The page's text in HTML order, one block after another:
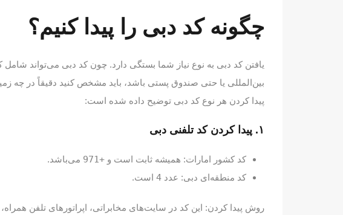
چگونه کد دبی را پیدا کنیم؟
یافتن کد دبی به نوع نیاز شما بستگی دارد. چون کد دبی می‌تواند
بین‌المللی یا حتی صندوق پستی باشد، باید مشخص کنید دقیقاً در چه
پیدا کردن هر نوع کد دبی توضیح داده شده است:
۱. پیدا کردن کد تلفنی دبی
کد کشور امارات: همیشه ثابت است و +971
می‌باشد.
کد منطقه‌ای دبی: عدد 4 است.
روش پیدا کردن: این کد در سایت‌های مخابراتی، اپراتورهای تلفن